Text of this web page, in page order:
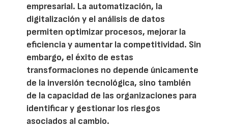
empresarial. La automatización, la
digitalización y el análisis de datos
permiten optimizar procesos, mejorar la
eficiencia y aumentar la competitividad. Sin
embargo, el éxito de estas
transformaciones no depende únicamente
de la inversión tecnológica, sino también
de la capacidad de las organizaciones para
identificar y gestionar los riesgos
asociados al cambio.